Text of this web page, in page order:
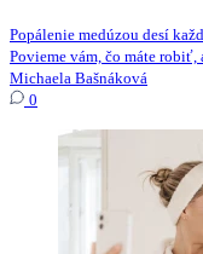
Popálenie medúzou desí
Povieme vám, čo máte robiť,
Michaela Bašnáková
0